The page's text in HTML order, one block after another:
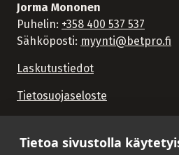
Tietoa sivustolla
Jorma Mononen
Puhelin: +358 400 537 537
Sähköposti: myynti@betpro.fi
Laskutustiedot
Tietosuojaseloste